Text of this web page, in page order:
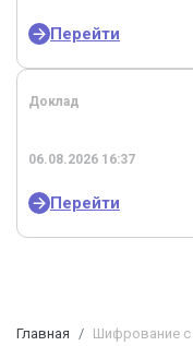
Перейти
Доклад
06.08.2026 16:37
Перейти
Главная Шифрование с